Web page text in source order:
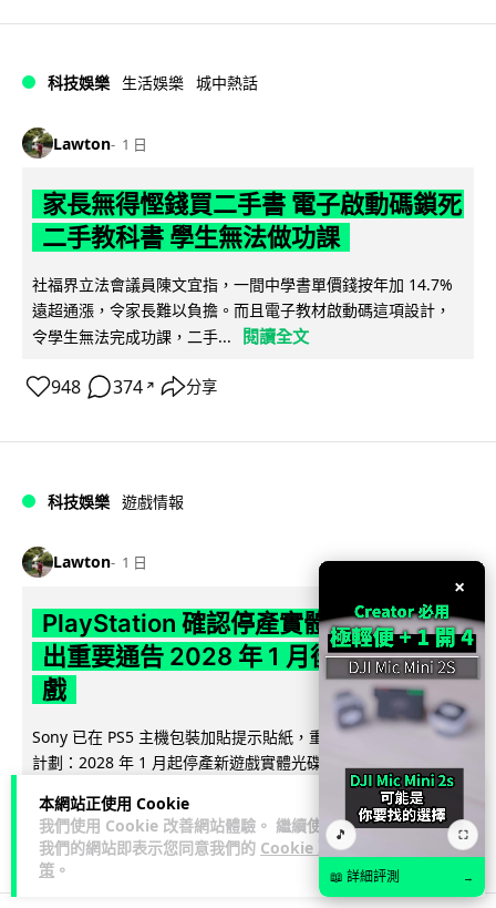
本網站正使用 Cookie
我們使用 Cookie 改善網站體驗。 繼續使用
我們的網站即表示您同意我們的 Cookie 政
策 。
科技娛樂 生活娛樂 城中熱話
Lawton 1 日
家長無得慳錢買二手書 電子啟動碼鎖死
二手教科書 學生無法做功課
社福界立法會議員陳文宜指，一間中學書單價錢按年加 14.7%
遠超通漲，令家長難以負擔。而且電子教材啟動碼這項設計，
令學生無法完成功課，二手...
閱讀全文
948 374 ↗ 分享
科技娛樂 遊戲情報
Lawton 1 日
PlayStation 確認停產實體光碟 包裝印
出重要通告 2028 年 1 月後不出光碟遊
戲
Sony 已在 PS5 主機包裝加貼提示貼紙，重申官方 7 月已公布
計劃：2028 年 1 月起停產新遊戲實體光碟。分析師預期 PS6
172 76↗ 分享
×
🎵 ⛶
📖 詳細評測 →